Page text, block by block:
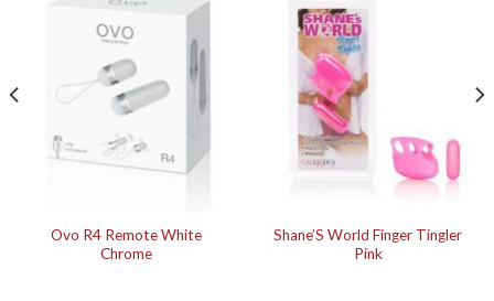
Ovo R4 Remote White
Chrome
Shane’S World Finger Tingler
Pink